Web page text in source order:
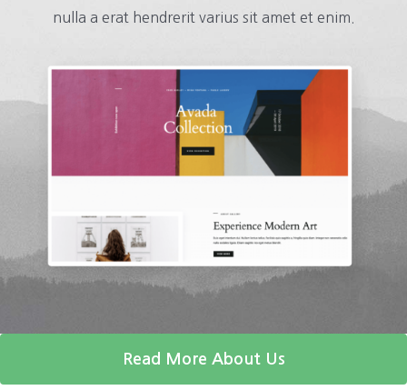
nulla a erat hendrerit varius sit amet et enim.
Read More About Us